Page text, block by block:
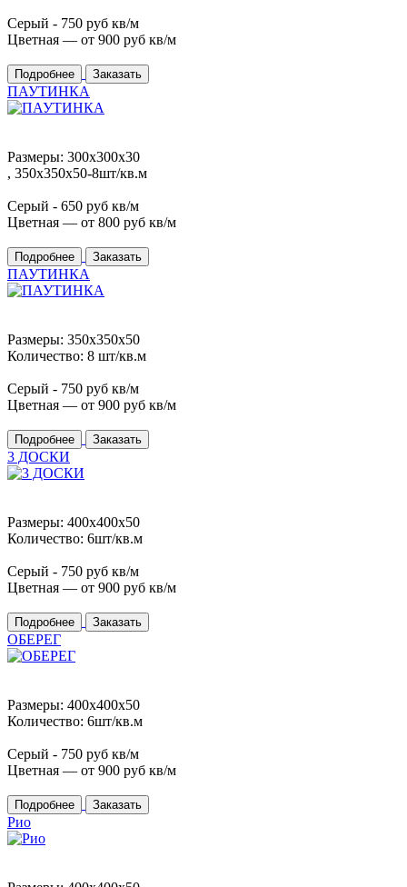
Серый - 750 руб кв/м
Цветная — от 900 руб кв/м
Подробнее Заказать
ПАУТИНКА
Размеры: 300x300x30
, 350x350x50-8шт/кв.м
Серый - 650 руб кв/м
Цветная — от 800 руб кв/м
Подробнее Заказать
ПАУТИНКА
Размеры: 350x350x50
Количество: 8 шт/кв.м
Серый - 750 руб кв/м
Цветная — от 900 руб кв/м
Подробнее Заказать
3 ДОСКИ
Размеры: 400x400x50
Количество: 6шт/кв.м
Серый - 750 руб кв/м
Цветная — от 900 руб кв/м
Подробнее Заказать
ОБЕРЕГ
Размеры: 400x400x50
Количество: 6шт/кв.м
Серый - 750 руб кв/м
Цветная — от 900 руб кв/м
Подробнее Заказать
Рио